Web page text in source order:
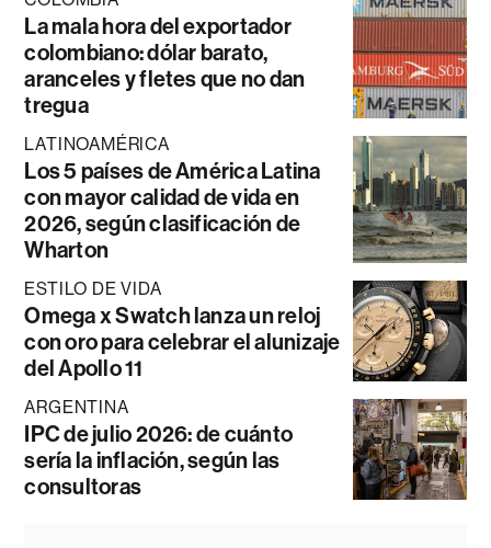
La mala hora del exportador
colombiano: dólar barato,
aranceles y fletes que no dan
tregua
LATINOAMÉRICA
Los 5 países de América Latina
con mayor calidad de vida en
2026, según clasificación de
Wharton
ESTILO DE VIDA
Omega x Swatch lanza un reloj
con oro para celebrar el alunizaje
del Apollo 11
ARGENTINA
IPC de julio 2026: de cuánto
sería la inflación, según las
consultoras